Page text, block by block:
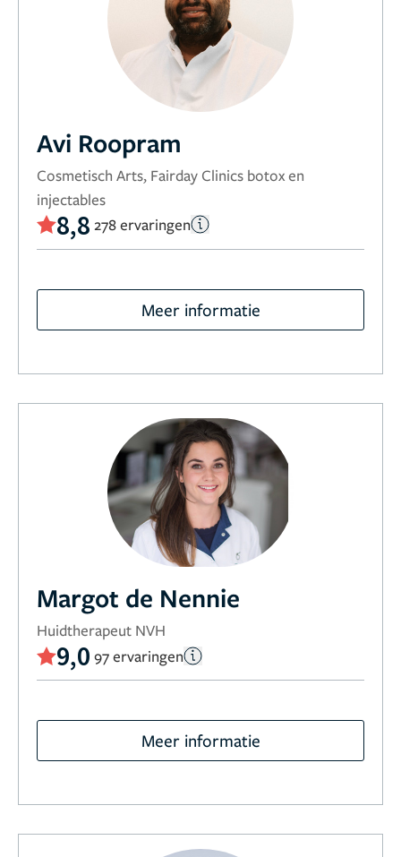
Avi Roopram
Cosmetisch Arts, Fairday Clinics botox en
injectables
8,8 278 ervaringen
Meer informatie
Margot de Nennie
Huidtherapeut NVH
9,0 97 ervaringen
Meer informatie